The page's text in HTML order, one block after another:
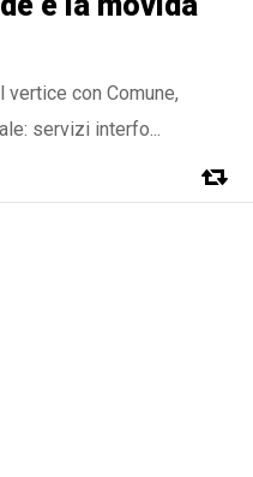
con Comune,
servizi interfo...